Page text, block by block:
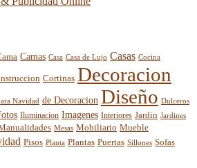
Camas Casa Casa de Lujo Casas Cocina
Cortinas Decoracion
Navidad de Decoracion Diseño Dulceros
Iluminacion Imagenes Interiores Jardin Jardines
Mesas Mobiliario Mueble
Pisos Planta Plantas Puertas Sillones Sofas